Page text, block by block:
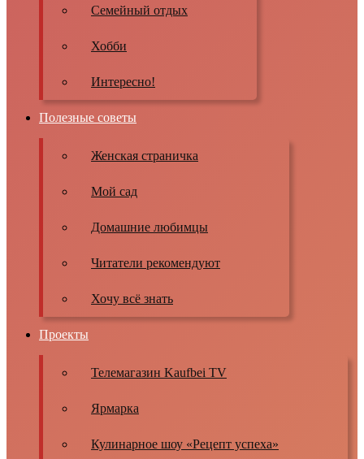
Семейный отдых
Хобби
Интересно!
Полезные советы
Женская страничка
Мой сад
Домашние любимцы
Читатели рекомендуют
Хочу всё знать
Проекты
Телемагазин Kaufbei TV
Ярмарка
Кулинарное шоу «Рецепт успеха»